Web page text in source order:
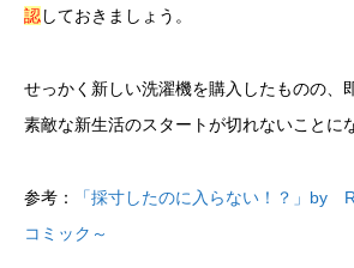
認しておきましょう。
せっかく新しい洗濯機を購入したものの、
素敵な新生活のスタートが切れないことに
参考：
「採寸したのに入らない！？」by
コミック～